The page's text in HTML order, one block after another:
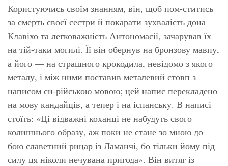
Користуючись своїм знанням, він, щоб пом-ститись
за смерть своєї сестри й покарати зухвалість дона
Клавіхо та легковажність Антономасії, зачарував їх
на тій-таки могилі. Її він обернув на бронзову мавпу,
а його — на страшного крокодила, невідомо з якого
металу, і між ними поставив металевий стовп з
написом си-рійською мовою; цей напис перекладено
на мову кандайців, а тепер і на іспанську. В написі
стоїть: «Ці відважні коханці не набудуть свого
колишнього образу, аж поки не стане зо мною до
бою славетний рицар із Ламанчі, бо тільки йому під
силу ця ніколи нечувана пригода». Він витяг із